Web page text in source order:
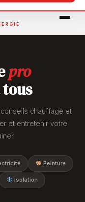
pro
chauffage et
et entretenir votre
Peinture
Isolation